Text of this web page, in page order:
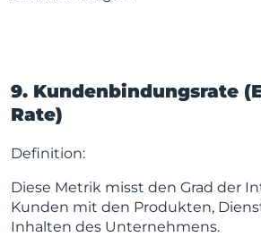
9. Kundenbindungsrate
Rate)
Definition:
Diese Metrik misst den Grad der
Kunden mit den Produkten,
Inhalten des Unternehmens.